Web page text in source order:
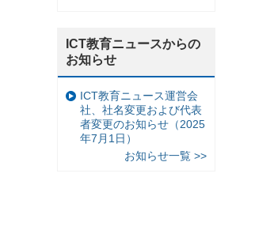
ICT教育ニュースからの
お知らせ
ICT教育ニュース運営会
社、社名変更および代表
者変更のお知らせ（2025
年7月1日）
お知らせ一覧 >>